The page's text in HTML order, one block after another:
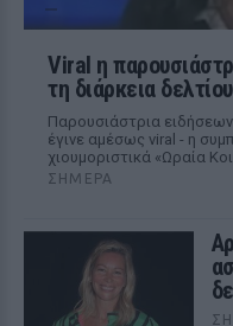
Viral η
τη διάρκεια
Παρουσιάστρια
έγινε αμέσως viral - η
χιουμοριστικά «Ωραία
ΣΉΜΕΡΑ